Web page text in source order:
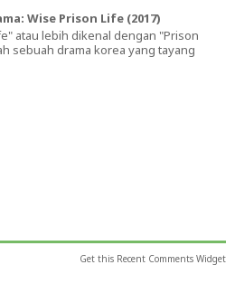
Wise Prison Life (2017)
atau lebih dikenal dengan "Prison
sebuah drama korea yang tayang
Get this Recent Comments Widget